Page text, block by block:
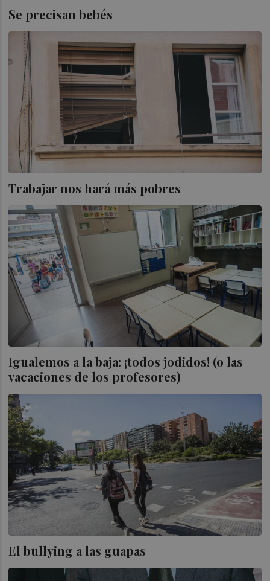
Se precisan bebés
Trabajar nos hará más pobres
Igualemos a la baja: ¡todos jodidos! (o las
vacaciones de los profesores)
El bullying a las guapas